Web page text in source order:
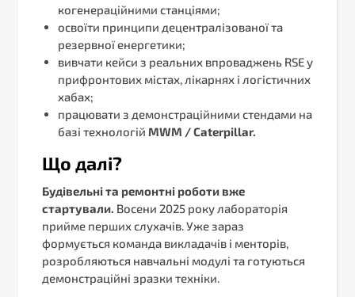
когенераційними станціями;
освоїти принципи децентралізованої та
резервної енергетики;
вивчати кейси з реальних впроваджень RSE у
прифронтових містах, лікарнях і логістичних
хабах;
працювати з демонстраційними стендами на
базі технологій MWM / Caterpillar.
Що далі?
Будівельні та ремонтні роботи вже
стартували. Восени 2025 року лабораторія
прийме перших слухачів. Уже зараз
формується команда викладачів і менторів,
розробляються навчальні модулі та готуються
демонстраційні зразки техніки.